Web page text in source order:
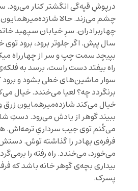
درپوشِ قپه‌گی انگشتر کنار می‌رود.
چشم می‌زند. حالا
چهاربرادران. سرِ خیابان سپهبد
سال پیش. اگر جلوتر برود، برود
بپیچد سمت چپ و سر از چهارراه
راه بیفتد دست راست، برسد به
سوار ماشین‌های خطی بشود و برود
برنگردد چه؟ لعیا می‌خندد. خیال
خیال می‌کند شازده‌میرهمایون زرق
ببیند گوهر از یادش می‌رود. دستِ
می‌کُنم توی جیب سرداریِ ترمه‌اش.
فرفره‌ی بهادر را گذاشته توش. دستش
می‌خورد، می‌خندد. راه رفته را
بیداری بچه‌ی گوهر خانه باشد که
پسرک.